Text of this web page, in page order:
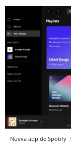
Nueva app de Spotify